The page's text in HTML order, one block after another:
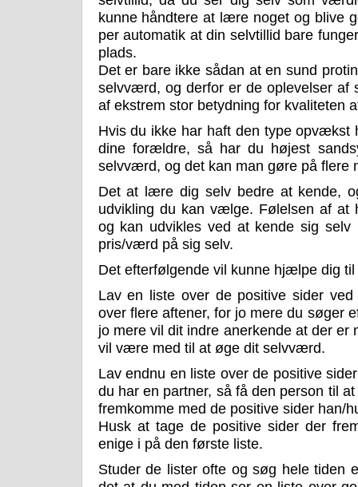
kunne håndtere at lære noget og blive
per automatik at din selvtillid bare
plads.
Det er bare ikke sådan at en sund
selvværd, og derfor er de oplevelser af
af ekstrem stor betydning for kvaliteten
Hvis du ikke har haft den type
dine forældre, så har du højest
selvværd, og det kan man gøre på flere
Det at lære dig selv bedre at kende,
udvikling du kan vælge. Følelsen af at
og kan udvikles ved at kende sig
pris/værd på sig selv.
Det efterfølgende vil kunne hjælpe dig
Lav en liste over de positive sider
over flere aftener, for jo mere du søger
jo mere vil dit indre anerkende at der er
vil være med til at øge dit selvværd.
Lav endnu en liste over de positive
du har en partner, så få den person til
fremkomme med de positive sider han/
Husk at tage de positive sider der
enige i på den første liste.
Studer de lister ofte og søg hele tiden